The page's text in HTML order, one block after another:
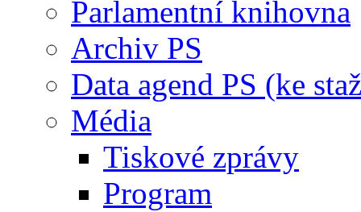
Parlamentní knihovna
Archiv PS
Data agend PS (ke
Média
Tiskové zprávy
Program